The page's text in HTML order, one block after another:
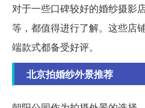
对于一些口碑较好的婚纱摄影
等，都值得进行了解。这些店
端款式都备受好评。
北京拍婚纱外景推荐